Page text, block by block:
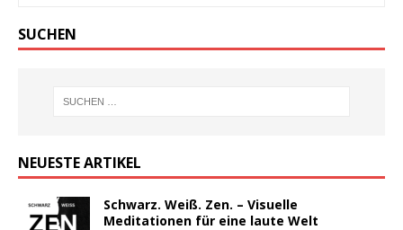
SUCHEN
NEUESTE ARTIKEL
Schwarz. Weiß. Zen. – Visuelle
Meditationen für eine laute Welt